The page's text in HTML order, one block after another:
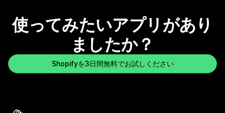
使ってみたいアプリがあり
ましたか？
Shopifyを3日間無料でお試しください